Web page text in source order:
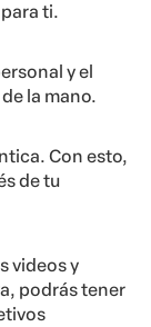
ti.
y el
la mano.
Con esto,
de tu
videos y
podrás tener